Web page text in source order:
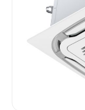
Цена 0 -